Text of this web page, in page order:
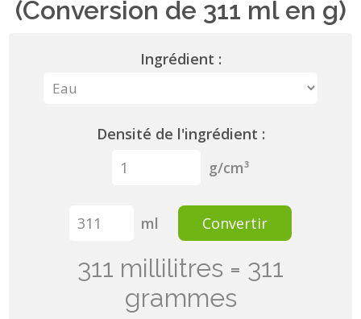
(Conversion de 311 ml en g)
Ingrédient :
Densité de l'ingrédient :
g/cm³
ml Convertir
311 millilitres = 311
grammes